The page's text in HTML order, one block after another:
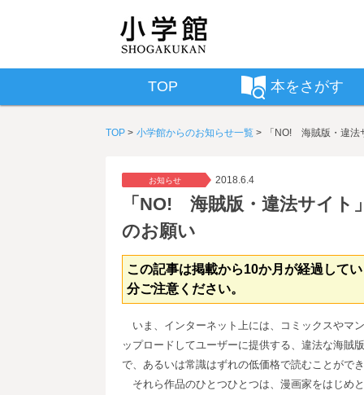
TOP 本をさがす
TOP 小学館からのお知らせ一覧 「NO! 海賊版・違法
お知らせ 2018.6.4
「NO! 海賊版・違法サイト
のお願い
この記事は掲載から10か月が経過して
分ご注意ください。
いま、インターネット上には、コミックスやマ
ップロードしてユーザーに提供する、違法な海賊
で、あるいは常識はずれの低価格で読むことがで
それら作品のひとつひとつは、漫画家をはじめ